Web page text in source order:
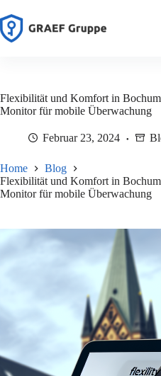
Inhalt
springen
Flexibilität und Komfort in
Monitor für mobile Überwachung
Februar 23, 2024
Home
Blog
Flexibilität und Komfort in
Monitor für mobile Überwachung